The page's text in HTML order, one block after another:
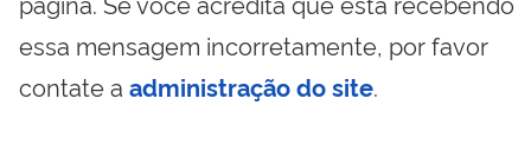
essa mensagem incorretamente, por favor
contate a administração do site.